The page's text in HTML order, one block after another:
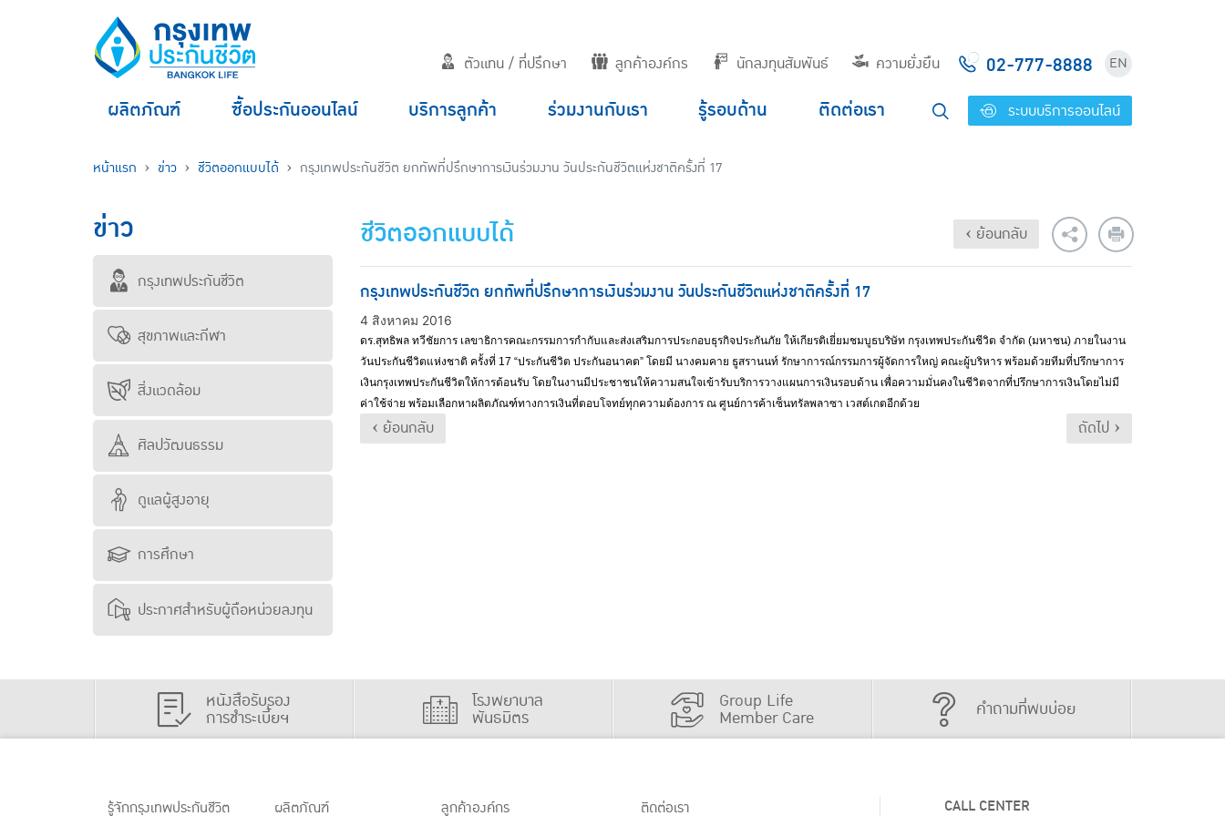
ตัวแทน / ที่ปรึกษา ลูกค้าองค์กร นักลงทุนสัมพันธ์ ความยั่งยืน 02-777-8888 EN
ผลิตภัณฑ์ ซื้อประกันออนไลน์ บริการลูกค้า ร่วมงานกับเรา รู้รอบด้าน ติดต่อเรา ระบบบริการออนไลน์
หน้าแรก ข่าว ชีวิตออกแบบได้ กรุงเทพประกันชีวิต ยกทัพที่ปรึกษาการเงินร่วมงาน วันประกันชีวิตแห่งชาติครั้งที่ 17
ข่าว
กรุงเทพประกันชีวิต
สุขภาพและกีฬา
สิ่งแวดล้อม
ศิลปวัฒนธรรม
ดูแลผู้สูงอายุ
การศึกษา
ประกาศสำหรับผู้ถือหน่วยลงทุน
ชีวิตออกแบบได้ ‹ ย้อนกลับ
กรุงเทพประกันชีวิต ยกทัพที่ปรึกษาการเงินร่วมงาน วันประกันชีวิตแห่งชาติครั้งที่ 17
4 สิงหาคม 2016
ดร.สุทธิพล ทวีชัยการ เลขาธิการคณะกรรมการกำกับและส่งเสริมการประกอบธุรกิจประกันภัย ให้เกียรติเยี่ยมชมบูธบริษัท กรุงเทพประกันชีวิต จำกัด (มหาชน) ภายในงาน
วันประกันชีวิตแห่งชาติ ครั้งที่ 17 “ประกันชีวิต ประกันอนาคต” โดยมี นางคมคาย ธูสรานนท์ รักษาการณ์กรรมการผู้จัดการใหญ่ คณะผู้บริหาร พร้อมด้วยทีมที่ปรึกษาการ
เงินกรุงเทพประกันชีวิตให้การต้อนรับ โดยในงานมีประชาชนให้ความสนใจเข้ารับบริการวางแผนการเงินรอบด้าน เพื่อความมั่นคงในชีวิตจากที่ปรึกษาการเงินโดยไม่มี
ค่าใช้จ่าย พร้อมเลือกหาผลิตภัณฑ์ทางการเงินที่ตอบโจทย์ทุกความต้องการ ณ ศูนย์การค้าเซ็นทรัลพลาซา เวสต์เกตอีกด้วย
‹ ย้อนกลับ ถัดไป ›
หนังสือรับรอง
การชำระเบี้ยฯ
โรงพยาบาล
พันธมิตร
Group Life
Member Care คำถามที่พบบ่อย
รู้จักกรุงเทพประกันชีวิต ผลิตภัณฑ์ ลูกค้าองค์กร ติดต่อเรา CALL CENTER